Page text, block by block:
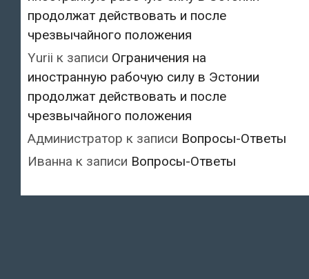
продолжат действовать и после
чрезвычайного положения
Yurii к записи Ограничения на
иностранную рабочую силу в Эстонии
продолжат действовать и после
чрезвычайного положения
Администратор к записи Вопросы-Ответы
Иванна к записи Вопросы-Ответы